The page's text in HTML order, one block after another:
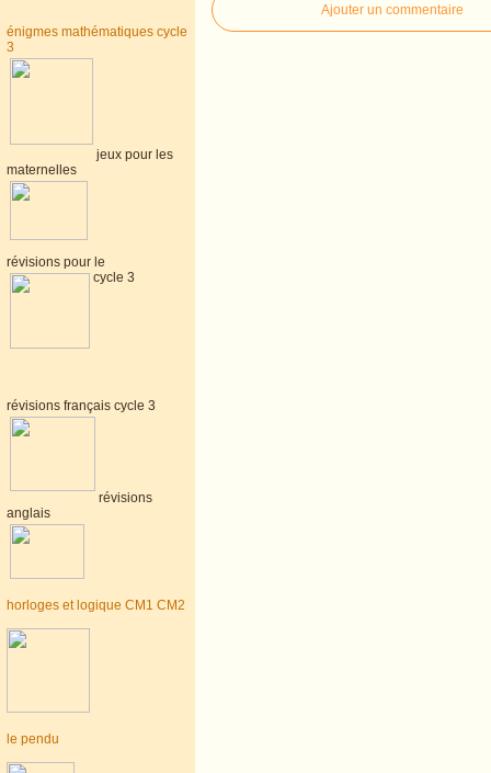
énigmes mathématiques cycle
3
jeux pour les
maternelles
révisions pour le
cycle 3
révisions français cycle 3
révisions
anglais
horloges et logique CM1 CM2
le pendu
Ajouter un commentaire